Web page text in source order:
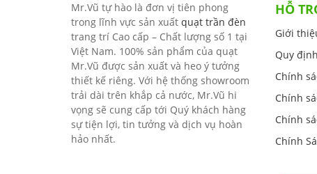
Mr.Vũ tự hào là đơn vị tiên phong
trong lĩnh vực sản xuất quạt trần đèn
trang trí Cao cấp – Chất lượng số 1 tại
Việt Nam. 100% sản phẩm của quạt
Mr.Vũ được sản xuất và heo ý tưởng
thiết kế riêng. Với hệ thống showroom
trải dài trên khắp cả nước, Mr.Vũ hi
vọng sẽ cung cấp tới Quý khách hàng
sự tiện lợi, tin tưởng và dịch vụ hoàn
hảo nhất.
HỖ
Giới
Quy
Chính
Chính
Chính
Chính